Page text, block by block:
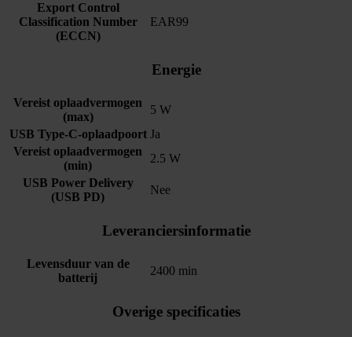
Export Control
Classification Number
(ECCN)
EAR99
Energie
Vereist oplaadvermogen
(max)
5 W
USB Type-C-oplaadpoort Ja
Vereist oplaadvermogen
(min)
2.5 W
USB Power Delivery
(USB PD)
Nee
Leveranciersinformatie
Levensduur van de
batterij
2400 min
Overige specificaties